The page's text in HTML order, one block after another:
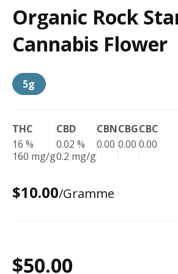
Organic Rock
Cannabis Flower
5g
THC
16 %
160 mg/g
CBD
0.02 %
0.2 mg/g
CBN
0.00
CBG
0.00
CBC
0.00
$10.00/Gramme
$50.00